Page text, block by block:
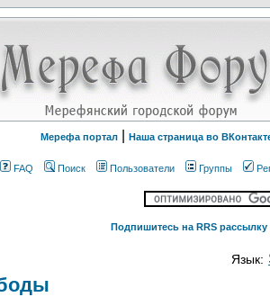
Мерефа портал Наша страница во
FAQ Поиск Пользователи Группы
Подпишитесь на RRS
Язык: